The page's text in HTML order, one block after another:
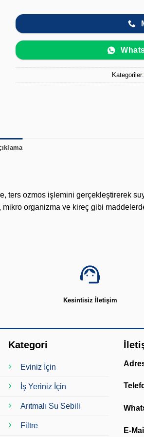
Kategoriler:
ters ozmos işlemini gerçekleştirerek
organizma ve kireç gibi
Kesintisiz İletişim
Kategori
Eviniz İçin
İş Yeriniz İçin
Arıtmalı Su Sebili
Filtre
E-